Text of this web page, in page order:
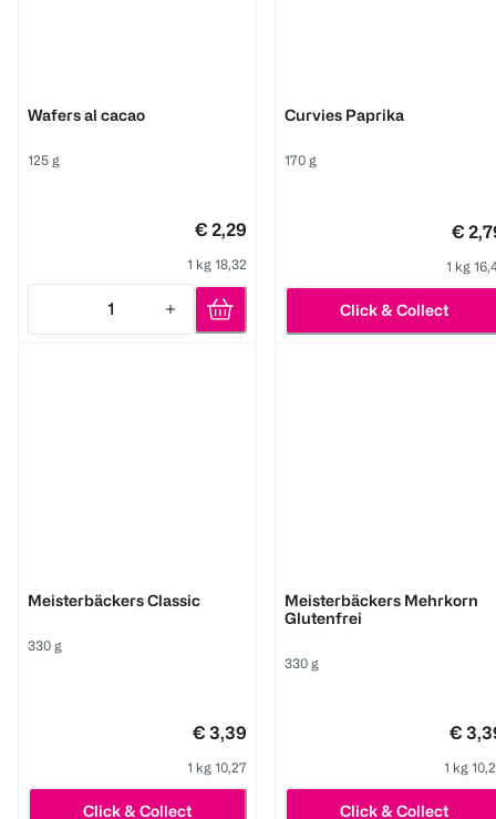
Wafers al cacao
125 g
€ 2,29
1 kg 18,32
1
Quantity: 1
Curvies Paprika
170 g
€
1 kg
Click & Collect
Meisterbäckers Classic
330 g
€ 3,39
1 kg 10,27
Click & Collect
Meisterbäckers Mehrkorn
Glutenfrei
330 g
€
1 kg
Click & Collect